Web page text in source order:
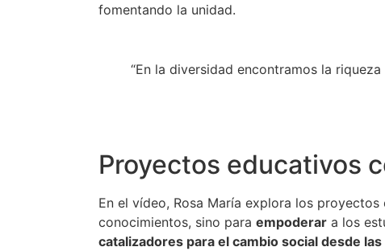
fomentando la unidad.
“En la diversidad encontramos la
Proyectos educativos
En el vídeo, Rosa María explora los
conocimientos, sino para empoderar a los
catalizadores para el cambio social desde las